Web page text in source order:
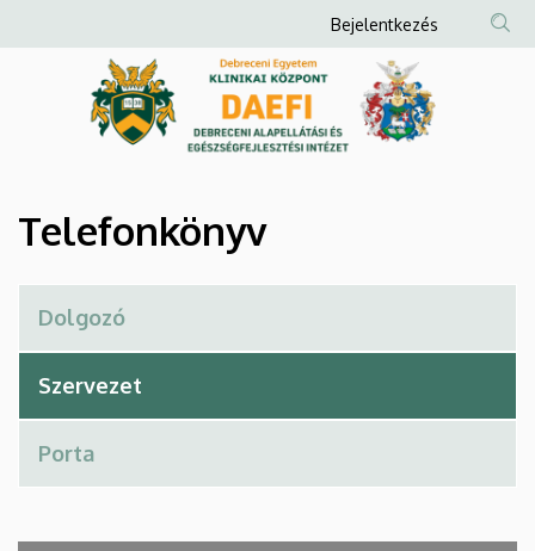
Debreceni
és
Egészségfejlesztési
Intézet
a
Anonim
Felhasználói
fiók
menüje
Bejelentkezés
Telefonkönyv